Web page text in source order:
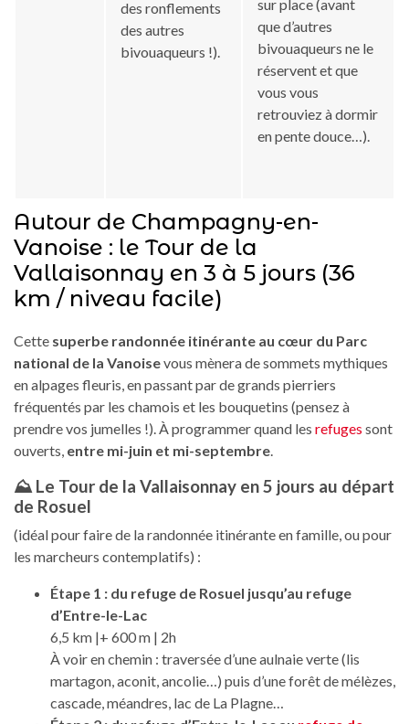
des ronflements
des autres
bivouaqueurs !).
sur place (avant
que d’autres
bivouaqueurs ne le
réservent et que
vous vous
retrouviez à dormir
en pente douce…).
Autour de Champagny-en-
Vanoise : le Tour de la
Vallaisonnay en 3 à 5 jours (36
km / niveau facile)
Cette superbe randonnée itinérante au cœur du Parc
national de la Vanoisevous mènera de sommets mythiques
en alpages fleuris, en passant par de grands pierriers
fréquentés par les chamois et les bouquetins (pensez à
prendre vos jumelles !). À programmer quand les refuges sont
ouverts, entre mi-juin et mi-septembre.
⛰️ Le Tour de la Vallaisonnay en 5 jours au départ
de Rosuel
(idéal pour faire de la randonnée itinérante en famille, ou pour
les marcheurs contemplatifs) :
Étape 1 : du refuge de Rosuel jusqu’au refuge
d’Entre-le-Lac
6,5 km |+ 600 m | 2h
À voir en chemin : traversée d’une aulnaie verte (lis
martagon, aconit, ancolie…) puis d’une forêt de mélèzes,
cascade, méandres, lac de La Plagne…